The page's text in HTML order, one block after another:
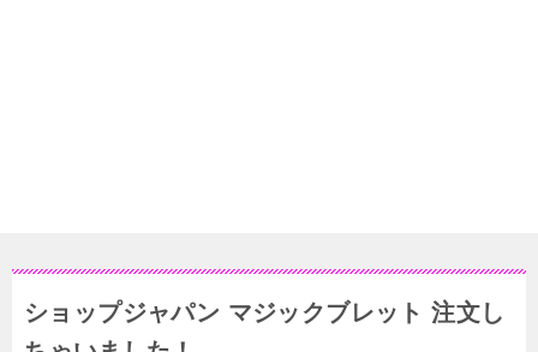
ショップジャパン マジックブレット 注文し